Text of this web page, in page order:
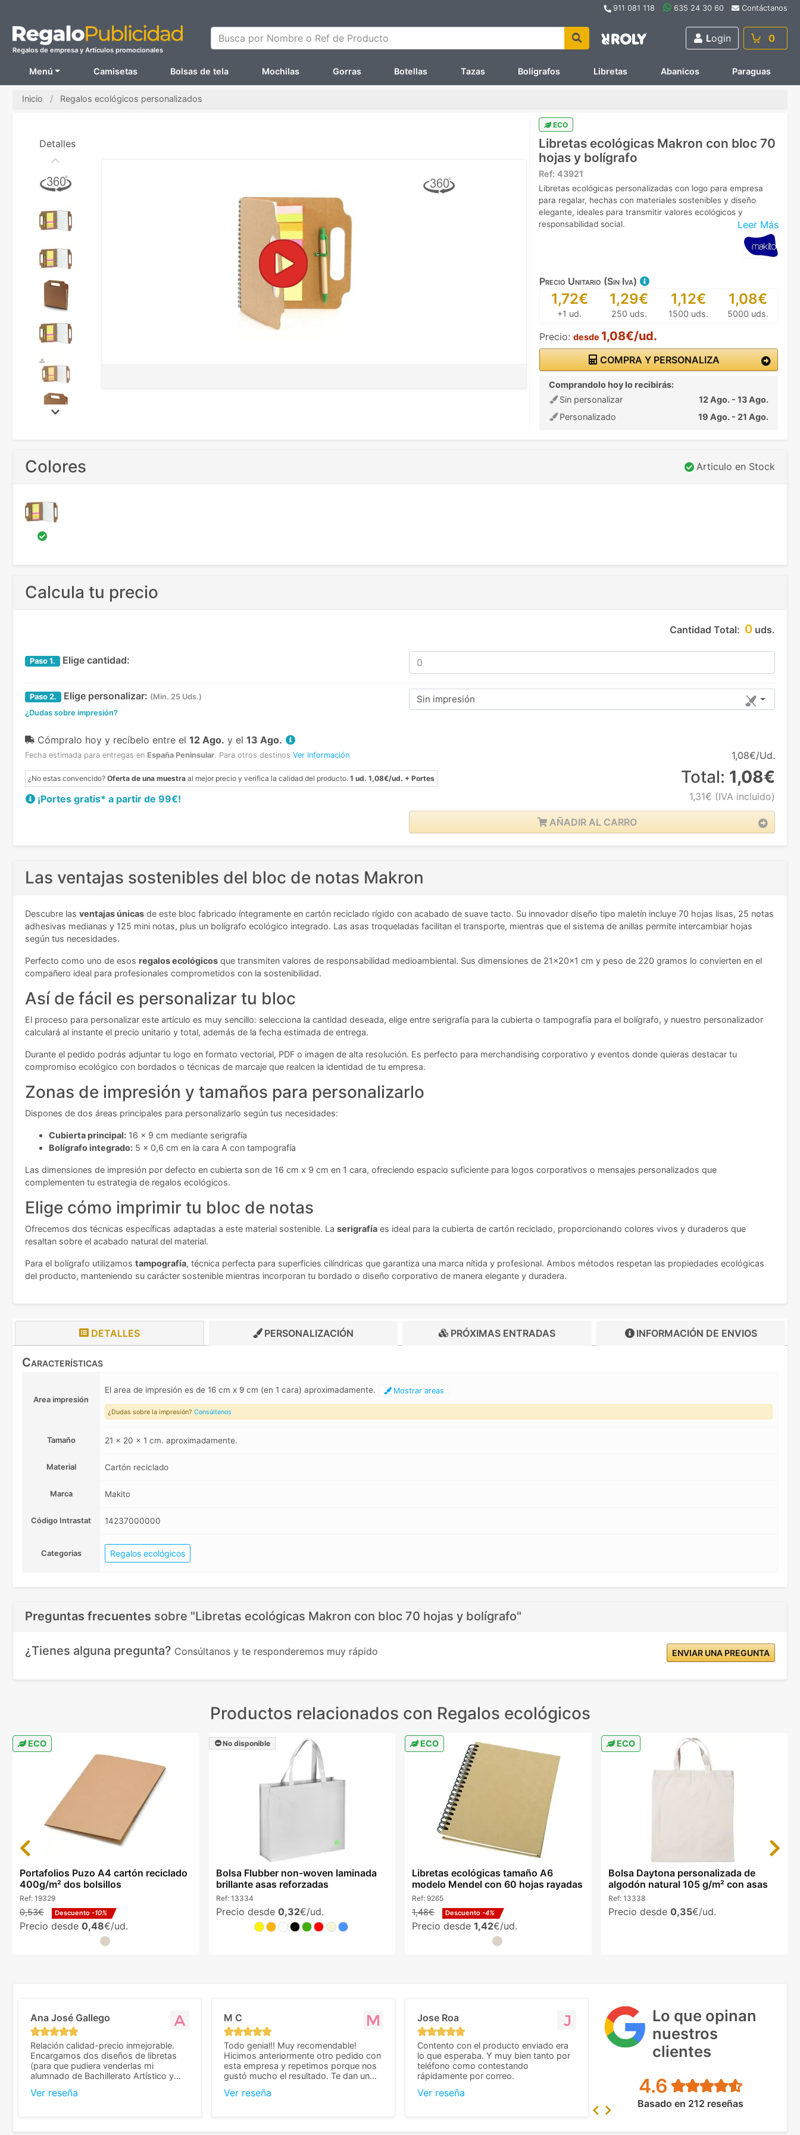
911 081 118 635 24 30 60 Contáctanos
Regalos de empresa y Artículos promocionales
Busca por Nombre o Ref de Producto Login 0
Menú Camisetas Bolsas de tela Mochilas Gorras Botellas Tazas Bolígrafos Libretas Abanicos Paraguas
Inicio Regalos ecológicos personalizados
ECO
Libretas ecológicas Makron con bloc 70
hojas y bolígrafo
Ref: 43921
Leer Más
Libretas ecológicas personalizadas con logo para empresa
para regalar, hechas con materiales sostenibles y diseño
elegante, ideales para transmitir valores ecológicos y
responsabilidad social.
Precio Unitario (Sin Iva)
1,72€
+1 ud.
1,29€
250 uds.
1,12€
1500 uds.
1,08€
5000 uds.
Precio: desde 1,08€/ud.
COMPRA Y PERSONALIZA
Comprandolo hoy lo recibirás:
Sin personalizar
12 Ago. - 13 Ago.
Personalizado
19 Ago. - 21 Ago.
Detalles
Colores Articulo en Stock
Calcula tu precio
Cantidad Total: 0 uds.
Paso 1. Elige cantidad:
Paso 2. Elige personalizar: (Min. 25 Uds.)
¿Dudas sobre impresión?
Sin impresión
Cómpralo hoy y recíbelo entre el 12 Ago. y el 13 Ago.
Fecha estimada para entregas en España Peninsular. Para otros destinos Ver Información
¿No estas convencido? Oferta de una muestra al mejor precio y verifica la calidad del producto. 1 ud. 1,08€/ud. + Portes
¡Portes gratis* a partir de 99€!
1,08€/Ud.
Total: 1,08€
1,31€ (IVA incluido)
AÑADIR AL CARRO
Las ventajas sostenibles del bloc de notas Makron
Descubre las ventajas únicas de este bloc fabricado íntegramente en cartón reciclado rígido con acabado de suave tacto. Su innovador diseño tipo maletín incluye 70 hojas lisas, 25 notas
adhesivas medianas y 125 mini notas, plus un bolígrafo ecológico integrado. Las asas troqueladas facilitan el transporte, mientras que el sistema de anillas permite intercambiar hojas
según tus necesidades.
Perfecto como uno de esos regalos ecológicos que transmiten valores de responsabilidad medioambiental. Sus dimensiones de 21x20x1 cm y peso de 220 gramos lo convierten en el
compañero ideal para profesionales comprometidos con la sostenibilidad.
Así de fácil es personalizar tu bloc
El proceso para personalizar este artículo es muy sencillo: selecciona la cantidad deseada, elige entre serigrafía para la cubierta o tampografía para el bolígrafo, y nuestro personalizador
calculará al instante el precio unitario y total, además de la fecha estimada de entrega.
Durante el pedido podrás adjuntar tu logo en formato vectorial, PDF o imagen de alta resolución. Es perfecto para merchandising corporativo y eventos donde quieras destacar tu
compromiso ecológico con bordados o técnicas de marcaje que realcen la identidad de tu empresa.
Zonas de impresión y tamaños para personalizarlo
Dispones de dos áreas principales para personalizarlo según tus necesidades:
Cubierta principal: 16 x 9 cm mediante serigrafía
Bolígrafo integrado: 5 x 0,6 cm en la cara A con tampografía
Las dimensiones de impresión por defecto en cubierta son de 16 cm x 9 cm en 1 cara, ofreciendo espacio suficiente para logos corporativos o mensajes personalizados que
complementen tu estrategia de regalos ecológicos.
Elige cómo imprimir tu bloc de notas
Ofrecemos dos técnicas específicas adaptadas a este material sostenible. La serigrafía es ideal para la cubierta de cartón reciclado, proporcionando colores vivos y duraderos que
resaltan sobre el acabado natural del material.
Para el bolígrafo utilizamos tampografía, técnica perfecta para superficies cilíndricas que garantiza una marca nítida y profesional. Ambos métodos respetan las propiedades ecológicas
del producto, manteniendo su carácter sostenible mientras incorporan tu bordado o diseño corporativo de manera elegante y duradera.
DETALLES PERSONALIZACIÓN PRÓXIMAS ENTRADAS INFORMACIÓN DE ENVIOS
Características
Area impresión
El area de impresión es de 16 cm x 9 cm (en 1 cara) aproximadamente. Mostrar areas
¿Dudas sobre la impresión? Consúltenos
Tamaño 21 x 20 x 1 cm. aproximadamente.
Material Cartón reciclado
Marca Makito
Código Intrastat 14237000000
Categorias Regalos ecológicos
Preguntas frecuentes sobre "Libretas ecológicas Makron con bloc 70 hojas y bolígrafo"
¿Tienes alguna pregunta? Consúltanos y te responderemos muy rápido ENVIAR UNA PREGUNTA
Productos relacionados con Regalos ecológicos
ECO
Portafolios Puzo A4 cartón reciclado
400g/m² dos bolsillos
Ref: 19329
0,53€ Descuento -10%
Precio desde 0,48€/ud.
No disponible
Bolsa Flubber non-woven laminada
brillante asas reforzadas
Ref: 13334
Precio desde 0,32€/ud.
ECO
Libretas ecológicas tamaño A6
modelo Mendel con 60 hojas rayadas
Ref: 9265
1,48€ Descuento -4%
Precio desde 1,42€/ud.
ECO
Bolsa Daytona personalizada de
algodón natural 105 g/m² con asas
Ref: 13338
Precio desde 0,35€/ud.
Previous Next
Lo que opinan
nuestros
clientes
4.6
Basado en 212 reseñas
Ana José Gallego
Relación calidad-precio inmejorable.
Encargamos dos diseños de libretas
(para que pudiera venderlas mi
alumnado de Bachillerato Artístico y
mejor presupuesto con diferencia, con
Ver reseña
M C
Todo genial!! Muy recomendable!
Hicimos anteriormente otro pedido con
esta empresa y repetimos porque nos
gustó mucho el resultado. Te dan un
que valoramos mucho cuando se trata
Ver reseña
Jose Roa
Contento con el producto enviado era
lo que esperaba. Y muy bien tanto por
teléfono como contestando
rápidamente por correo.
Ver reseña
Previous
Next